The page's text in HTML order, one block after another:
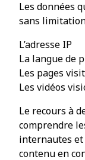
Les données
sans
L’adresse IP
La langue de
Les pages
Les vidéos
Le recours à
comprendre
internautes
contenu en